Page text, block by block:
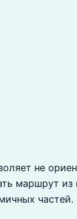
не
маршрут из
частей.